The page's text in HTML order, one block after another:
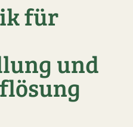
für
und